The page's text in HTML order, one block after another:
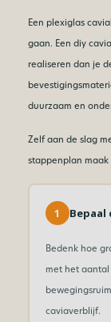
Een plexiglas
gaan. Een diy
realiseren dan je
duurzaam en
Zelf aan de slag
stappenplan
1 Bepaal
Bedenk hoe
met het aantal
caviaverblijf.